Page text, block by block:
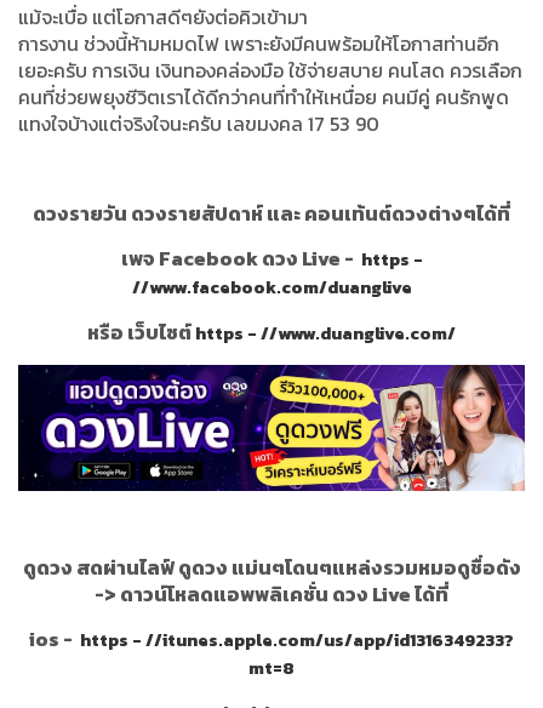
แม้จะเบื่อ แต่โอกาสดีๆยังต่อคิวเข้ามา
การงาน ช่วงนี้ห้ามหมดไฟ เพราะยังมีคนพร้อมให้โอกาสท่านอีก
เยอะครับ การเงิน เงินทองคล่องมือ ใช้จ่ายสบาย คนโสด ควรเลือก
คนที่ช่วยพยุงชีวิตเราได้ดีกว่าคนที่ทำให้เหนื่อย คนมีคู่ คนรักพูด
แทงใจบ้างแต่จริงใจนะครับ เลขมงคล 17 53 90
ดวงรายวัน ดวงรายสัปดาห์ และ คอนเท้นต์ดวงต่างๆได้ที่
เพจ Facebook ดวง Live - https -
//www.facebook.com/duanglive
หรือ เว็บไซต์https - //www.duanglive.com/
ดูดวง สดผ่านไลฟ์ ดูดวง แม่นๆโดนๆแหล่งรวมหมอดูชื่อดัง
-> ดาวน์โหลดแอพพลิเคชั่น ดวง Live ได้ที่
ios - https - //itunes.apple.com/us/app/id1316349233?
mt=8